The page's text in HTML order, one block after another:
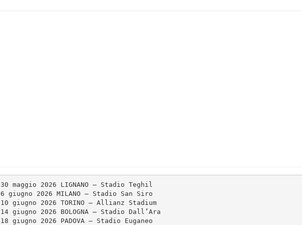
30 maggio 2026 LIGNANO – Stadio Teghil
6 giugno 2026 MILANO – Stadio San Siro
10 giugno 2026 TORINO – Allianz Stadium
14 giugno 2026 BOLOGNA – Stadio Dall’Ara
18 giugno 2026 PADOVA – Stadio Euganeo